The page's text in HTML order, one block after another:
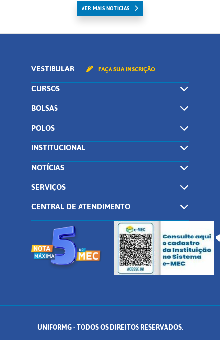
VER MAIS NOTICIAS
VESTIBULAR FAÇA SUA INSCRIÇÃO
CURSOS
BOLSAS
POLOS
INSTITUCIONAL
NOTÍCIAS
SERVIÇOS
CENTRAL DE ATENDIMENTO
UNIFORMG - TODOS OS DIREITOS RESERVADOS.